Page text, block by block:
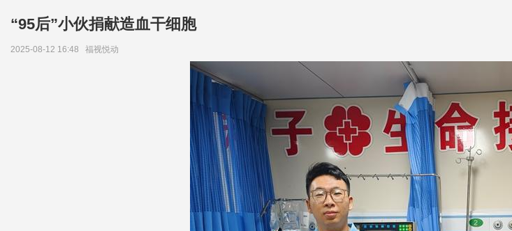
“95后”小伙捐献造血干细胞
2025-08-12 16:48 福视悦动